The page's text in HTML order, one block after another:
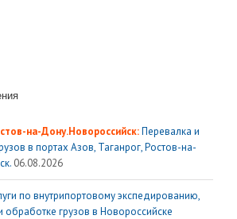
на-Дону.Новороссийск:Перевалка и
в портах Азов, Таганрог, Ростов-на-
06.08.2026
по внутрипортовому экспедированию,
обработке грузов в Новороссийске